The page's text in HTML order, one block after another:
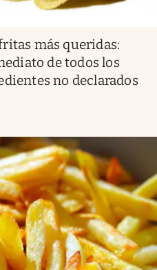
más queridas:
de todos los
no declarados